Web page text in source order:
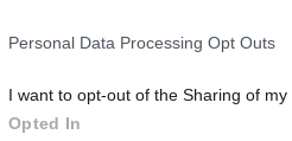
Personal Data Processing Opt Outs
I want to opt-out of the Sharing of my
Opted In